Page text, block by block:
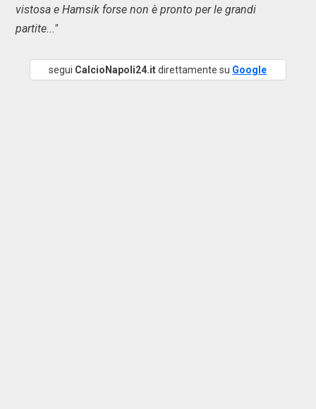
vistosa e Hamsik forse non è pronto per le grandi
partite..."
segui CalcioNapoli24.itdirettamente su Google